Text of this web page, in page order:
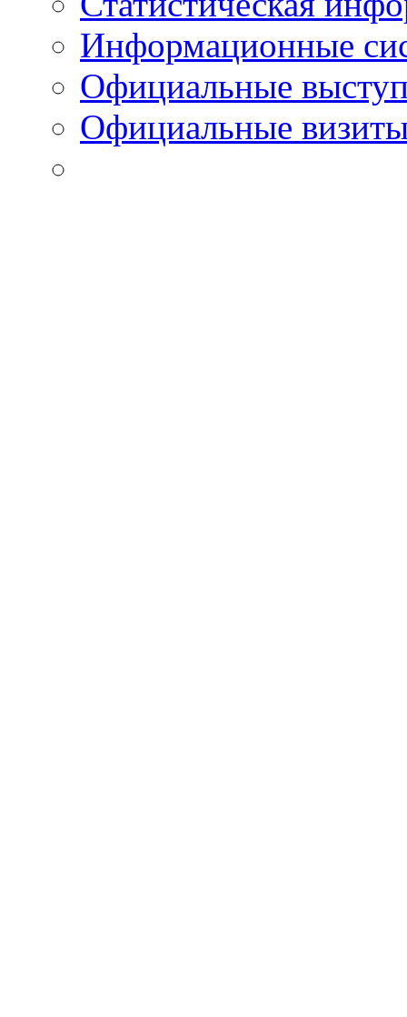
Информационные
Официальные
Официальные